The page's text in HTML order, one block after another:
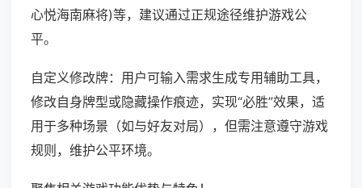
心悦海南麻将)等，建议通过正规途径维护游戏公
平。
自定义修改牌：用户可输入需求生成专用辅助工具，
修改自身牌型或隐藏操作痕迹，实现“必胜”效果，适
用于多种场景（如与好友对局），但需注意遵守游戏
规则，维护公平环境。